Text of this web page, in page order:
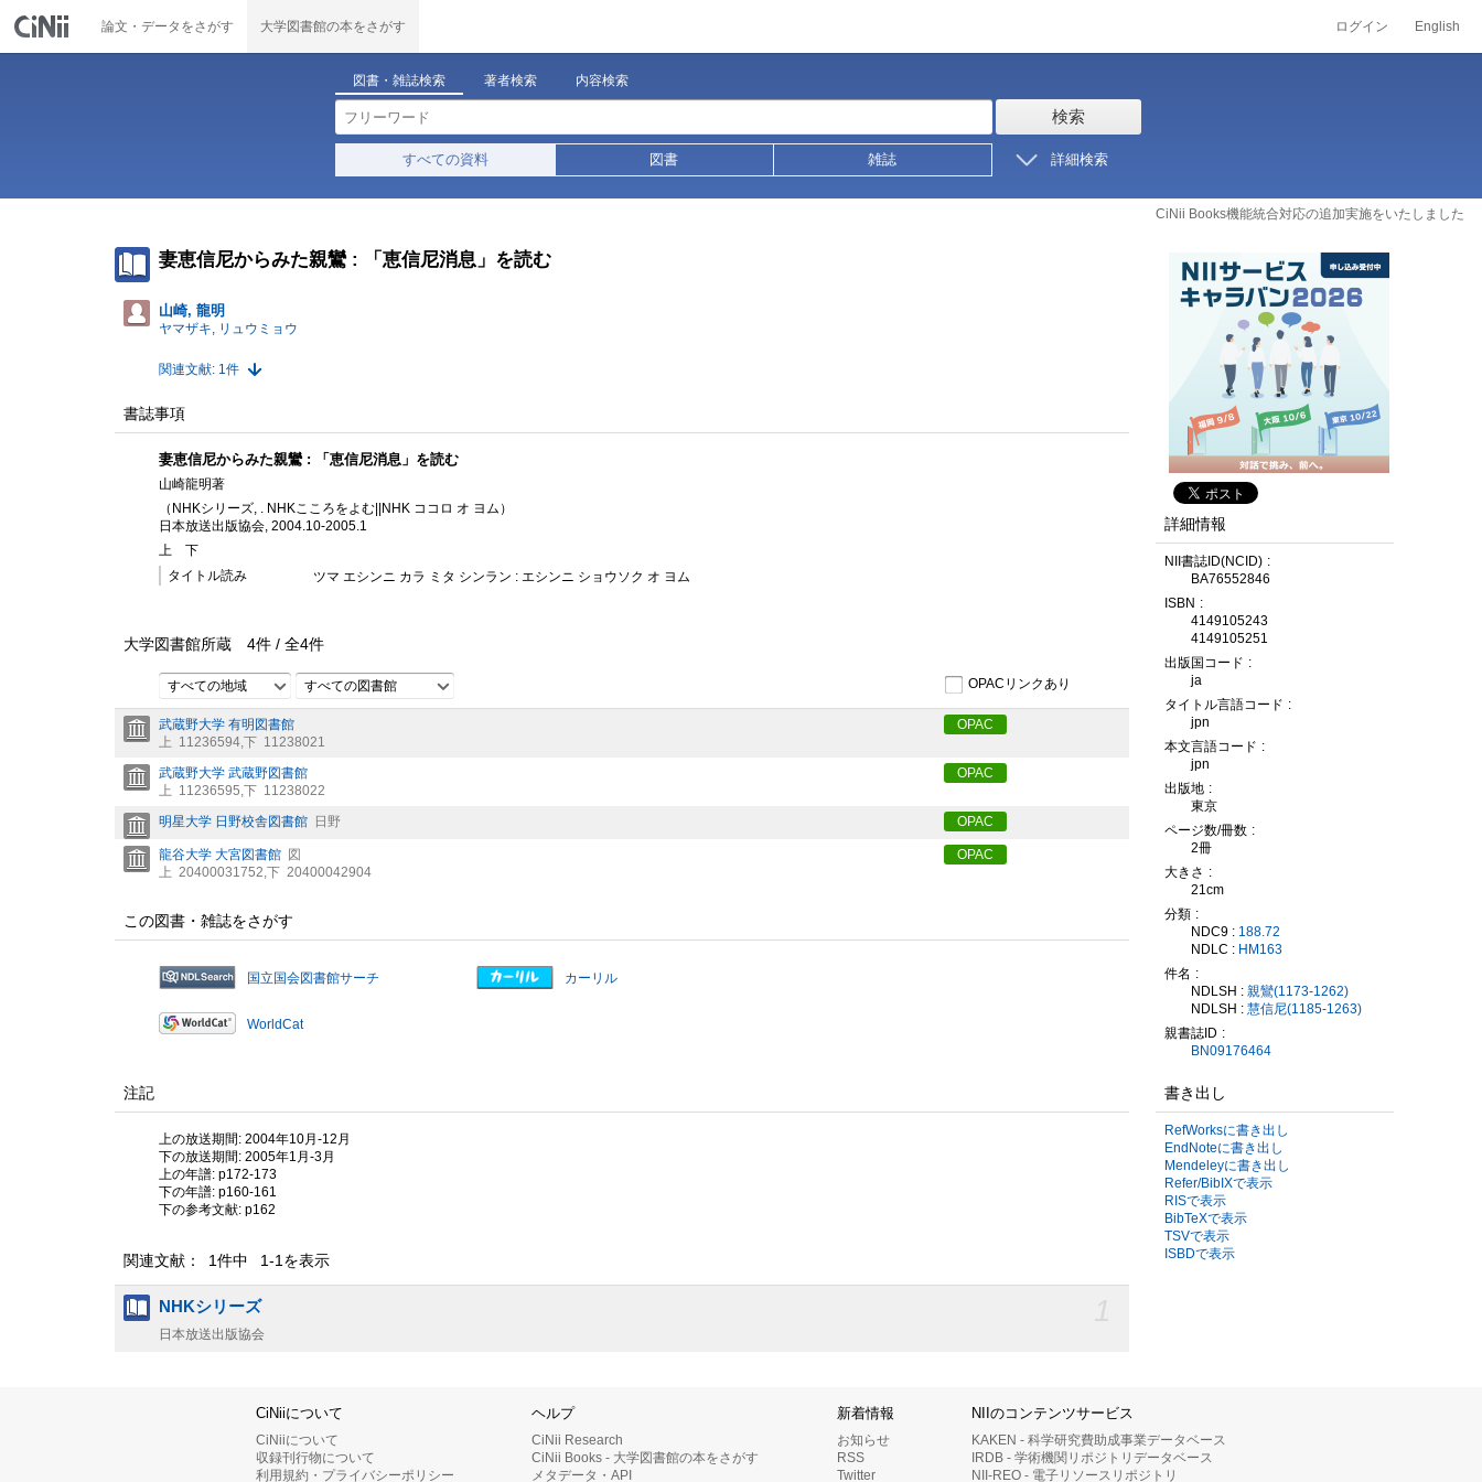
論文・データをさがす 大学図書館の本をさがす ログイン English
図書・雑誌検索 著者検索 内容検索
検索
すべての資料 図書 雑誌 詳細検索
CiNii Books機能統合対応の追加実施をいたしました
妻恵信尼からみた親鸞 : 「恵信尼消息」を読む
山崎, 龍明
ヤマザキ, リュウミョウ
関連文献: 1件
書誌事項
妻恵信尼からみた親鸞 : 「恵信尼消息」を読む
山崎龍明著
（NHKシリーズ, . NHKこころをよむ||NHK ココロ オ ヨム）
日本放送出版協会, 2004.10-2005.1
上
下
タイトル読み
ツマ エシンニ カラ ミタ シンラン : エシンニ ショウソク オ ヨム
大学図書館所蔵 4件 / 全4件
すべての地域 すべての図書館 OPACリンクあり
武蔵野大学 有明図書館
上 11236594 下 11238021
OPAC
武蔵野大学 武蔵野図書館
上 11236595 下 11238022
OPAC
明星大学 日野校舎図書館 日野 OPAC
龍谷大学 大宮図書館 図
上 20400031752 下 20400042904
OPAC
この図書・雑誌をさがす
国立国会図書館サーチ カーリル
WorldCat
注記
上の放送期間: 2004年10月-12月
下の放送期間: 2005年1月-3月
上の年譜: p172-173
下の年譜: p160-161
下の参考文献: p162
関連文献： 1件中 1-1を表示
NHKシリーズ
日本放送出版協会
詳細情報
NII書誌ID(NCID)
BA76552846
ISBN
4149105243
4149105251
出版国コード
ja
タイトル言語コード
jpn
本文言語コード
jpn
出版地
東京
ページ数/冊数
2冊
大きさ
21cm
分類
NDC9 : 188.72
NDLC : HM163
件名
NDLSH : 親鸞(1173-1262)
NDLSH : 慧信尼(1185-1263)
親書誌ID
BN09176464
書き出し
RefWorksに書き出し
EndNoteに書き出し
Mendeleyに書き出し
Refer/BibIXで表示
RISで表示
BibTeXで表示
TSVで表示
ISBDで表示
CiNiiについて
CiNiiについて
収録刊行物について
利用規約・プライバシーポリシー
ヘルプ
CiNii Research
CiNii Books - 大学図書館の本をさがす
メタデータ・API
新着情報
お知らせ
RSS
Twitter
NIIのコンテンツサービス
KAKEN - 科学研究費助成事業データベース
IRDB - 学術機関リポジトリデータベース
NII-REO - 電子リソースリポジトリ